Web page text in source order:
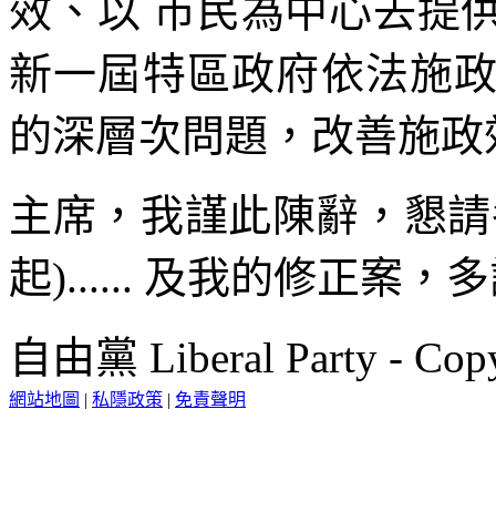
效、以 市民為中心去提
新一屆特區政府依法施
的深層次問題，改善施
主席，我謹此陳辭，懇
起)...... 及我的修正案，
自由黨 Liberal Party -
網站地圖 | 私隱政策 | 免責聲明